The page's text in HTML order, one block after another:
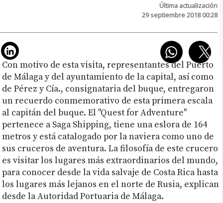
Última actualización
29 septiembre 2018 00:28
Con motivo de esta visita, representantes del Puerto
de Málaga y del ayuntamiento de la capital, así como
de Pérez y Cía., consignataria del buque, entregaron
un recuerdo conmemorativo de esta primera escala
al capitán del buque. El "Quest for Adventure"
pertenece a Saga Shipping, tiene una eslora de 164
metros y está catalogado por la naviera como uno de
sus cruceros de aventura. La filosofía de este crucero
es visitar los lugares más extraordinarios del mundo,
para conocer desde la vida salvaje de Costa Rica hasta
los lugares más lejanos en el norte de Rusia, explican
desde la Autoridad Portuaria de Málaga.